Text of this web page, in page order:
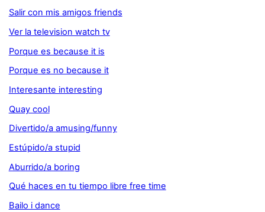
Salir con mis amigos friends
Ver la television watch tv
Porque es because it is
Porque es no because it
Interesante interesting
Quay cool
Divertido/a amusing/funny
Estúpido/a stupid
Aburrido/a boring
Qué haces en tu tiempo libre free time
Bailo i dance